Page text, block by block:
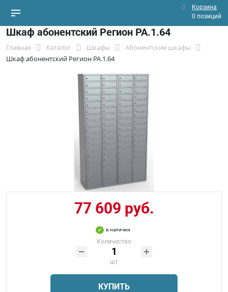
Корзина
0 позиций
Шкаф абонентский Регион РА.1.64
Главная Каталог Шкафы
Абонентские шкафы
Шкаф абонентский Регион РА.1.64
77 609 руб.
в наличии
Количество
шт
КУПИТЬ